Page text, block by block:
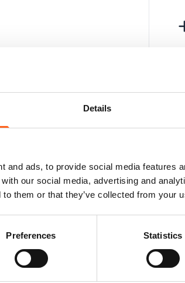
Details
and ads, to provide social media features
our social media, advertising and
to them or that they’ve collected from your
Preferences Statistics